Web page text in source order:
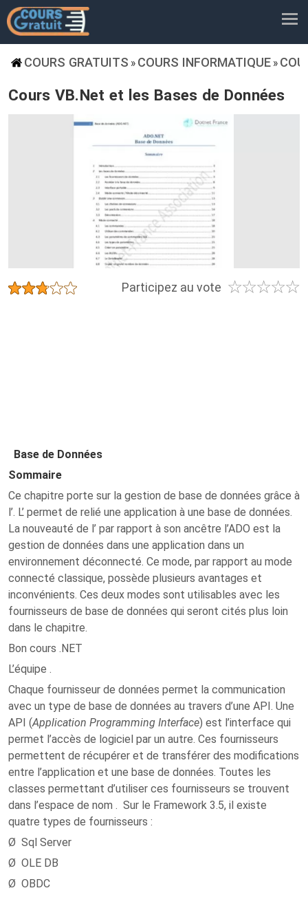
COURS GRATUITS » COURS INFORMATIQUE »
Cours VB.Net et les Bases de Données
Participez au vote ☆☆☆☆☆
★★★★★
Base de Données
Sommaire
Ce chapitre porte sur la gestion de base de données grâce à
l’. L’ permet de relié une application à une base de données.
La nouveauté de l’ par rapport à son ancêtre l’ADO est la
gestion de données dans une application dans un
environnement déconnecté. Ce mode, par rapport au mode
connecté classique, possède plusieurs avantages et
inconvénients. Ces deux modes sont utilisables avec les
fournisseurs de base de données qui seront cités plus loin
dans le chapitre.
Bon cours .NET
L’équipe .
Chaque fournisseur de données permet la communication
avec un type de base de données au travers d’une API. Une
API (Application Programming Interface) est l’interface qui
permet l’accès de logiciel par un autre. Ces fournisseurs
permettent de récupérer et de transférer des modifications
entre l’application et une base de données. Toutes les
classes permettant d’utiliser ces fournisseurs se trouvent
dans l’espace de nom . Sur le Framework 3.5, il existe
quatre types de fournisseurs :
Ø Sql Server
Ø OLE DB
Ø OBDC